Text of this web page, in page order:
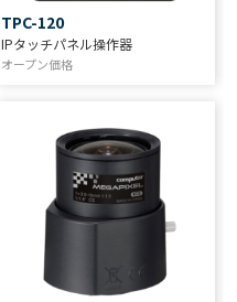
TPC-120
IPタッチパネル操作器
オープン価格